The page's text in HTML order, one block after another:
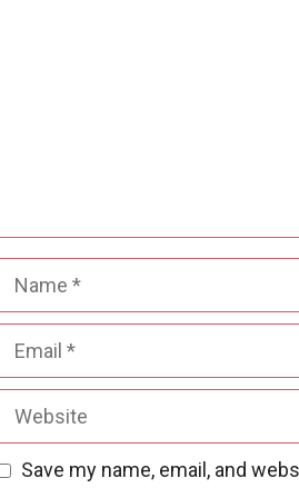
Name
Email
Website
Save my name, email, and